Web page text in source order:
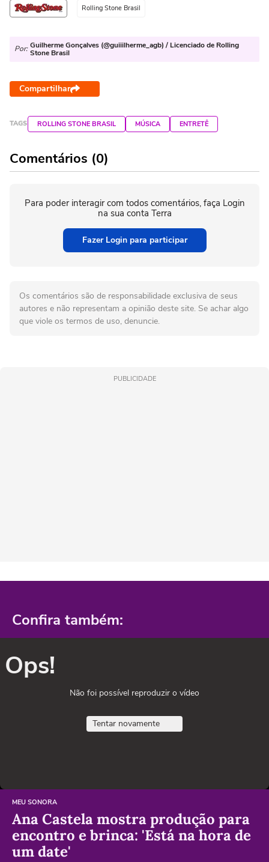
Rolling Stone Brasil
Por: Guilherme Gonçalves (@guiiilherme_agb) / Licenciado de Rolling
Stone Brasil
Compartilhar
TAGS ROLLING STONE BRASIL MÚSICA ENTRETÊ
Comentários (0)
Para poder interagir com todos comentários, faça Login
na sua conta Terra
Fazer Login para participar
Os comentários são de responsabilidade exclusiva de seus
autores e não representam a opinião deste site. Se achar algo
que viole os termos de uso, denuncie.
PUBLICIDADE
Confira também:
Ops!
Não foi possível reproduzir o vídeo
Tentar novamente
MEU SONORA
Ana Castela mostra produção para
encontro e brinca: 'Está na hora de
um date'